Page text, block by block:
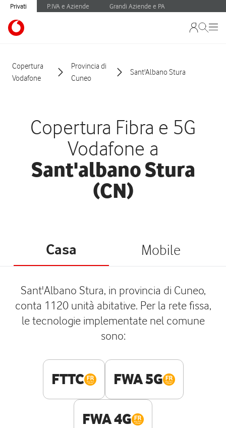
Privati P.IVA e Aziende Grandi Aziende e PA
Copertura
Vodafone
Provincia di
Cuneo
Sant'Albano Stura
Copertura Fibra e 5G
Vodafone a
Sant'albano Stura
(CN)
Casa Mobile
Sant'Albano Stura, in provincia di Cuneo,
conta 1120 unità abitative. Per la rete fissa,
le tecnologie implementate nel comune
sono:
FTTC FWA 5G
FWA 4G